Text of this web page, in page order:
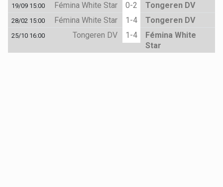
19/09 15:00 Fémina White Star 0-2 Tongeren DV
28/02 15:00 Fémina White Star 1-4 Tongeren DV
25/10 16:00 Tongeren DV 1-4
Fémina White
Star